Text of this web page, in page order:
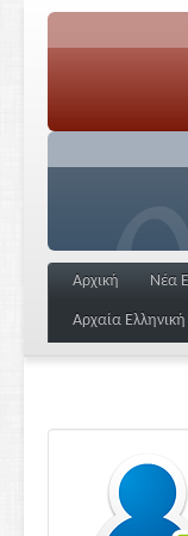
Αρχική Νέα
Αρχαία Ελληνική